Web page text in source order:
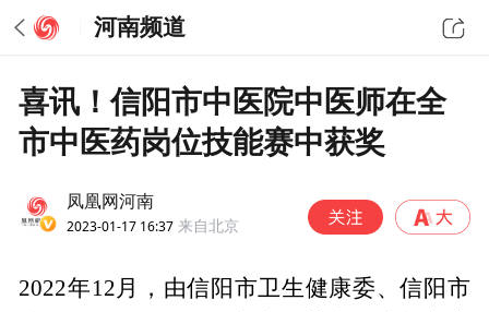
河南频道
喜讯！信阳市中医院中医师在全
市中医药岗位技能赛中获奖
凤凰网河南
2023-01-17 16:37 来自北京
2022年12月，由信阳市卫生健康委、信阳市